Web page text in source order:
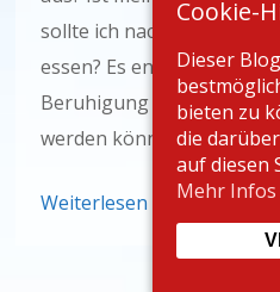
sollte ich nach dem
essen? Es entstehen oft
Beruhigung des
werden können.
Weiterlesen
Cookie-
Dieser
bieten zu
die
auf diesen
Mehr Infos